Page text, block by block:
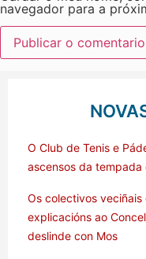
navegador para a
O Club de Tenis e
ascensos da
Os colectivos
explicacións ao
deslinde con Mos